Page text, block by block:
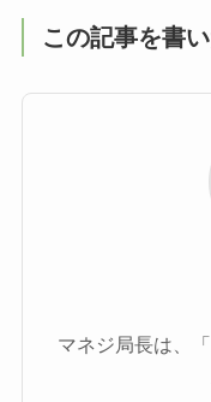
この記事を書
マネジ局長は、